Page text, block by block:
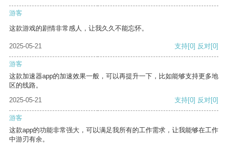
游客
这款游戏的剧情非常感人，让我久久不能忘怀。
2025-05-21 支持[0] 反对[0]
游客
这款加速器app的加速效果一般，可以再提升一下，比如能够支持更多地
区的线路。
2025-05-21
支持[0] 反对[0]
游客
这款app的功能非常强大，可以满足我所有的工作需求，让我能够在工作
中游刃有余。